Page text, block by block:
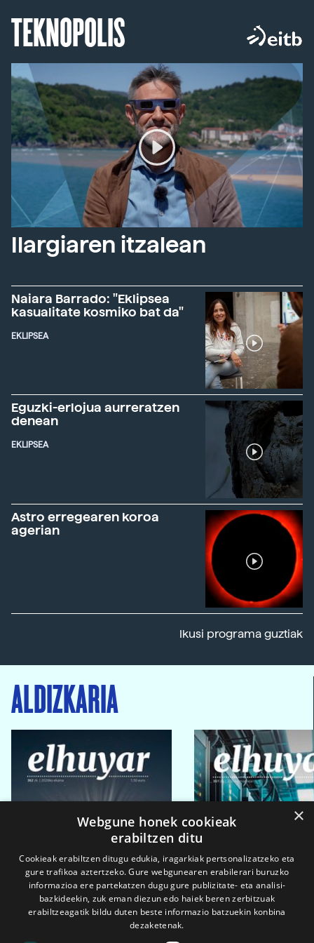
TEKNOPOLIS
Ilargiaren itzalean
Naiara Barrado: "Eklipsea
kasualitate kosmiko bat da"
EKLIPSEA
Eguzki-erlojua aurreratzen
denean
EKLIPSEA
Astro erregearen koroa
agerian
Ikusi programa guztiak
ALDIZKARIA
×
Webgune honek cookieak
erabiltzen ditu
Cookieak erabiltzen ditugu edukia, iragarkiak pertsonalizatzeko eta
gure trafikoa aztertzeko. Gure webgunearen erabilerari buruzko
informazioa ere partekatzen dugu gure publizitate- eta analisi-
bazkideekin, zuk eman diezun edo haiek beren zerbitzuak
erabiltzeagatik bildu duten beste informazio batzuekin konbina
dezaketenak.